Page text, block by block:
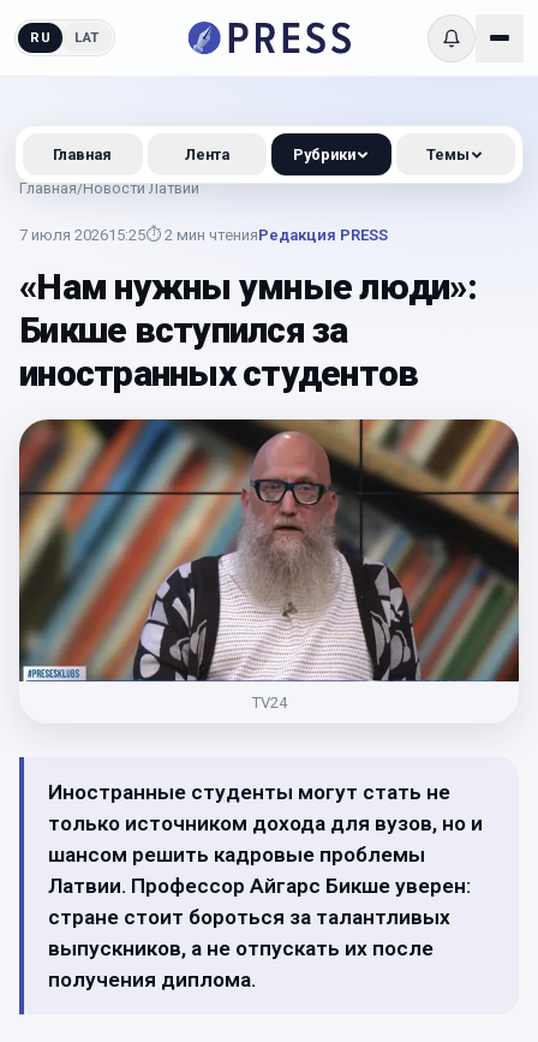
RU LAT
Главная/Новости Латвии
7 июля 202615:25⏱ 2 мин чтенияРедакция PRESS
«Нам нужны умные люди»:
Бикше вступился за
иностранных студентов
TV24
Иностранные студенты могут стать не
только источником дохода для вузов, но и
шансом решить кадровые проблемы
Латвии. Профессор Айгарс Бикше уверен:
стране стоит бороться за талантливых
выпускников, а не отпускать их после
получения диплома.
Главная Лента Рубрики Темы